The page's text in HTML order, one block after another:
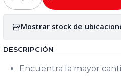
Cantidad
Mostrar stock de
DESCRIPCIÓN
Encuentra la mayor